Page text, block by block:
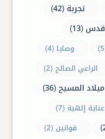
تجربة (42)
(13)
وصايا (4)
الراعي الصالح (2)
ميلاد المسيح (36)
عناية إلهية (7)
قوانين (2)